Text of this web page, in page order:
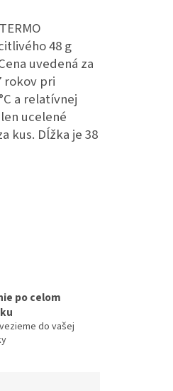
48 g
uvedená za
rokov pri
a relatívnej
ucelené
kus. Dĺžka je 38
po celom
do vašej